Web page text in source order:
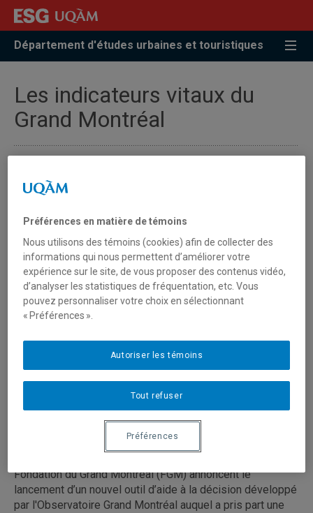
Accéder
recherche
Accéder
menu
pricipal
Accéder
zone
Département d'études urbaines et touristiques
Les indicateurs vitaux du
Grand Montréal
Fondation du Grand Montréal (FGM) annoncent le
lancement d’un nouvel outil d’aide à la décision développé
par l'Observatoire Grand Montréal auquel a pris part une
Préférences en matière de témoins
Nous utilisons des témoins (cookies) afin de collecter des
informations qui nous permettent d’améliorer votre
expérience sur le site, de vous proposer des contenus vidéo,
d’analyser les statistiques de fréquentation, etc. Vous
pouvez personnaliser votre choix en sélectionnant
« Préférences ».
Tout refuser
Autoriser les témoins
Préférences